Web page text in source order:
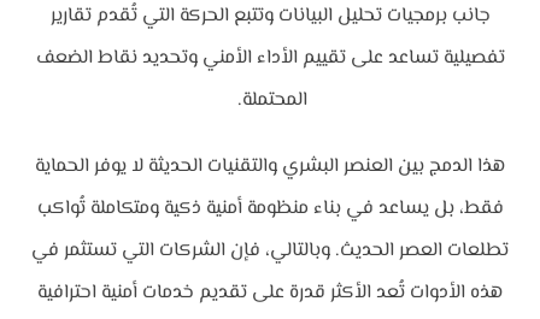
جانب برمجيات تحليل البيانات وتتبع الحركة التي تُقدم تقارير
تفصيلية تساعد على تقييم الأداء الأمني وتحديد نقاط الضعف
المحتملة.
هذا الدمج بين العنصر البشري والتقنيات الحديثة لا يوفر الحماية
فقط، بل يساعد في بناء منظومة أمنية ذكية ومتكاملة تُواكب
تطلعات العصر الحديث. وبالتالي، فإن الشركات التي تستثمر في
هذه الأدوات تُعد الأكثر قدرة على تقديم خدمات أمنية احترافية